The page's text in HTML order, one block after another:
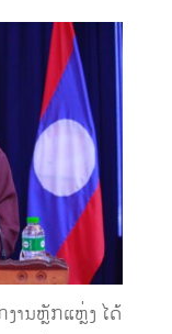
ານຫຼັກແຫຼ່ງ ໄດ້